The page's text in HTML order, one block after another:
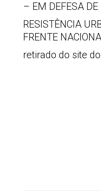
– EM DEFESA
RESISTÊNCIA
FRENTE
retirado do site